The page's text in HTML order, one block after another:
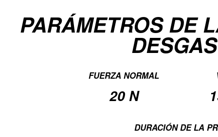
PARÁMETROS DE
FUERZA NORMAL
20 N
DURACIÓN DE LA